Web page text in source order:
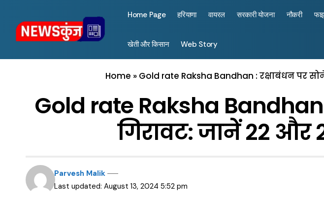
Home Page हरियाणा वायरल सरकारी योजना नौकरी
खेती और किसान Web Story
Home » Gold rate Raksha Bandhan : रक्षाबंधन पर
Gold rate Raksha
गिरावट: जानें 22
Last updated: August 13, 2024 5:52 pm
Parvesh Malik